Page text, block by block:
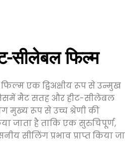
सीलेबल फिल्म
एक द्विअक्षीय रूप से उन्मुख
मैट सतह और हीट-सीलेबल
मुख्य रूप से उच्च श्रेणी की
जाता है ताकि एक सुरुचिपूर्ण,
सीलिंग प्रभाव प्राप्त किया जा